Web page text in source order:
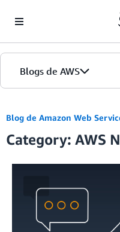
Blogs de AWS
Inicio
Ediciones
Blog de Amazon Web
Category: AWS